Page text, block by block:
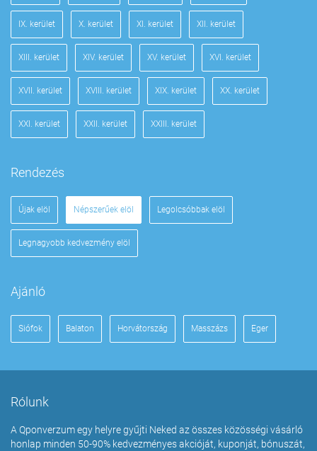
IX. kerület X. kerület XI. kerület XII. kerület
XIII. kerület XIV. kerület XV. kerület XVI. kerület
XVII. kerület XVIII. kerület XIX. kerület XX. kerület
XXI. kerület XXII. kerület XXIII. kerület
Rendezés
Újak elöl Népszerűek elöl Legolcsóbbak elöl
Legnagyobb kedvezmény elöl
Ajánló
Siófok Balaton Horvátország Masszázs Eger
Rólunk
A Qponverzum egy helyre gyűjti Neked az összes közösségi vásárló
honlap minden 50-90% kedvezményes akcióját, kuponját, bónuszát,